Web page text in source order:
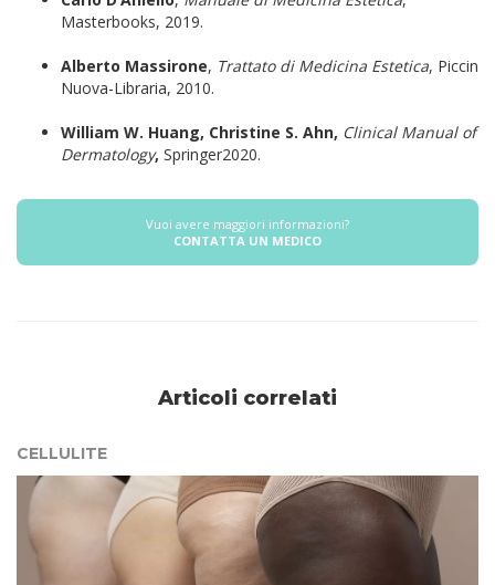
Masterbooks, 2019.
Alberto Massirone, Trattato di Medicina Estetica, Piccin
Nuova-Libraria, 2010.
William W. Huang, Christine S. Ahn, Clinical Manual of
Dermatology, Springer2020.
Vuoi avere maggiori informazioni?
CONTATTA UN MEDICO
Articoli correlati
CELLULITE